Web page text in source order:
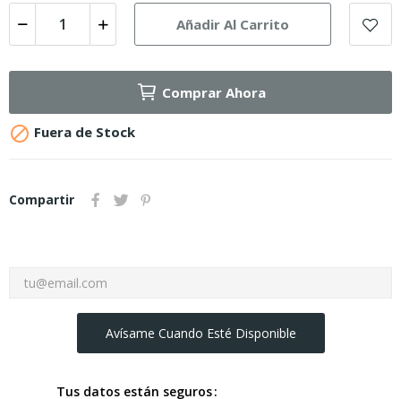
Añadir Al Carrito
Comprar Ahora
 Fuera de Stock
Compartir
Avísame Cuando Esté Disponible
Tus datos están seguros